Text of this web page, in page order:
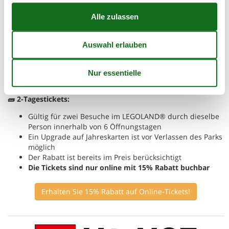
Gültig für einen Tag Eintritt in das LEGOLAND®
Ein Upgrade auf 2-Tages-Tickets oder Jahreskarten ist
vor Verlassen des Parks möglich
Der Rabatt ist bereits im Preis berücksichtigt
🧱 2-Tagestickets:
Gültig für zwei Besuche im LEGOLAND® durch dieselbe
Person innerhalb von 6 Öffnungstagen
Ein Upgrade auf Jahreskarten ist vor Verlassen des Parks
möglich
Der Rabatt ist bereits im Preis berücksichtigt
Die Tickets sind nur online mit 15% Rabatt buchbar
Erhalten Sie 15% Rabatt auf Online-Tickets!